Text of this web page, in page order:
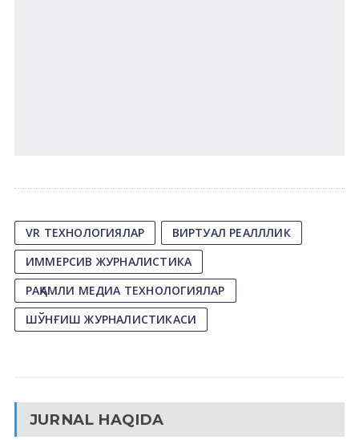
VR ТЕХНОЛОГИЯЛАР
ВИРТУАЛ РЕАЛЛЛИК
ИММЕРСИВ ЖУРНАЛИСТИКА
РАҚАМЛИ МЕДИА ТЕХНОЛОГИЯЛАР
ШЎНҒИШ ЖУРНАЛИСТИКАСИ
JURNAL HAQIDA